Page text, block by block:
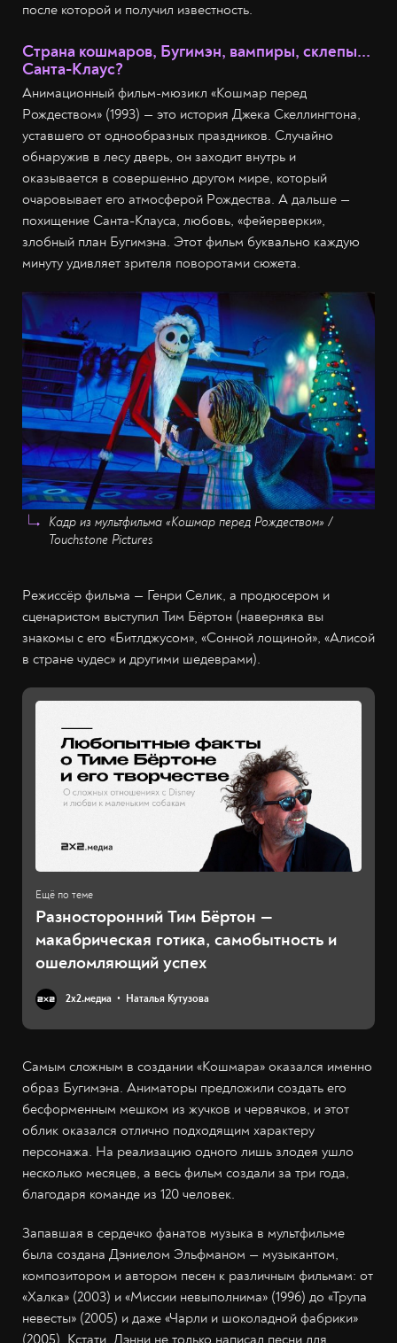
после которой и получил известность.
Страна кошмаров, Бугимэн, вампиры, склепы...
Санта-Клаус?
Анимационный фильм-мюзикл «Кошмар перед
Рождеством» (1993) — это история Джека Скеллингтона,
уставшего от однообразных праздников. Случайно
обнаружив в лесу дверь, он заходит внутрь и
оказывается в совершенно другом мире, который
очаровывает его атмосферой Рождества. А дальше —
похищение Санта-Клауса, любовь, «фейерверки»,
злобный план Бугимэна. Этот фильм буквально каждую
минуту удивляет зрителя поворотами сюжета.
Кадр из мультфильма «Кошмар перед Рождеством» /
Touchstone Pictures
Режиссёр фильма — Генри Селик, а продюсером и
сценаристом выступил Тим Бёртон (наверняка вы
знакомы с его «Битлджусом», «Сонной лощиной», «Алисой
в стране чудес» и другими шедеврами).
Разносторонний Тим Бёртон —
макабрическая готика, самобытность и
ошеломляющий успех
2х2.медиа Наталья Кутузова
Самым сложным в создании «Кошмара» оказался именно
образ Бугимэна. Аниматоры предложили создать его
бесформенным мешком из жучков и червячков, и этот
облик оказался отлично подходящим характеру
персонажа. На реализацию одного лишь злодея ушло
несколько месяцев, а весь фильм создали за три года,
благодаря команде из 120 человек.
Запавшая в сердечко фанатов музыка в мультфильме
была создана Дэниелом Эльфманом — музыкантом,
композитором и автором песен к различным фильмам: от
«Халка» (2003) и «Миссии невыполнима» (1996) до «Трупа
невесты» (2005) и даже «Чарли и шоколадной фабрики»